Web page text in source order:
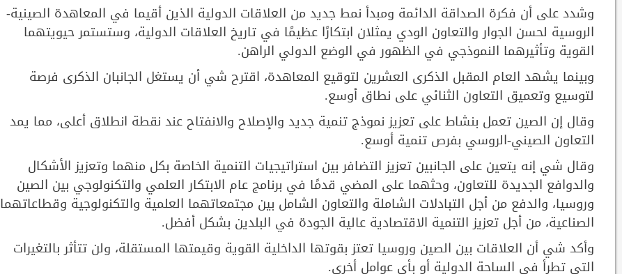
وشدد على أن فكرة الصداقة الدائمة ومبدأ نمط جديد من العلاقات الدولية الذين أقيما في المعاهدة الصينية-
الروسية لحسن الجوار والتعاون الودي يمثلان ابتكارًا عظيمًا في تاريخ العلاقات الدولية، وستستمر حيويتهما
القوية وتأثيرهما النموذجي في الظهور في الوضع الدولي الراهن.
وبينما يشهد العام المقبل الذكرى العشرين لتوقيع المعاهدة، اقترح شي أن يستغل الجانبان الذكرى فرصة
لتوسيع وتعميق التعاون الثنائي على نطاق أوسع.
وقال إن الصين تعمل بنشاط على تعزيز نموذج تنمية جديد والإصلاح والانفتاح عند نقطة انطلاق أعلى، مما يمد
التعاون الصيني-الروسي بفرص تنمية أوسع.
وقال شي إنه يتعين على الجانبين تعزيز التضافر بين استراتيجيات التنمية الخاصة بكل منهما وتعزيز الأشكال
والدوافع الجديدة للتعاون، وحثهما على المضي قدمًا في برنامج عام الابتكار العلمي والتكنولوجي بين الصين
وروسيا، والدفع من أجل التبادلات الشاملة والتعاون الشامل بين مجتمعاتهما العلمية والتكنولوجية وقطاعاتهما
الصناعية، من أجل تعزيز التنمية الاقتصادية عالية الجودة في البلدين بشكل أفضل.
وأكد شي أن العلاقات بين الصين وروسيا تعتز بقوتها الداخلية القوية وقيمتها المستقلة، ولن تتأثر بالتغيرات
التي تطرأ في الساحة الدولية أو بأي عوامل أخرى.